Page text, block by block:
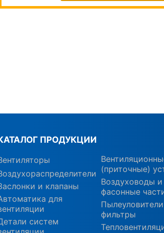
ПРОДУКЦИИ
и клапаны
для
систем
(приточные)
Воздуховоды и
фасонные
фильтры